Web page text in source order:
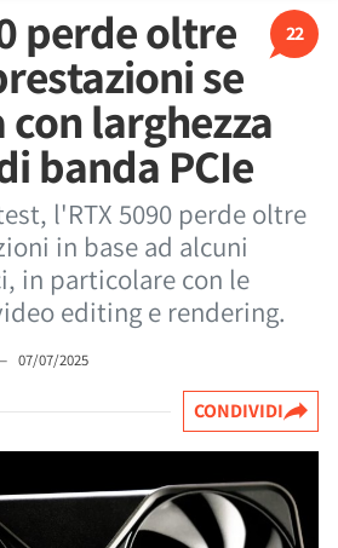
22
perde oltre
se
larghezza
banda PCIe
l'RTX 5090 perde oltre
in base ad alcuni
in particolare con le
editing e rendering.
07/07/2025
CONDIVIDI